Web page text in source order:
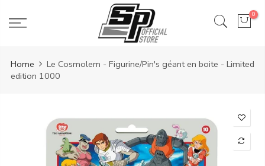
0
Home
Le Cosmolem - Figurine/Pin's géant en boite - Limited
edition 1000